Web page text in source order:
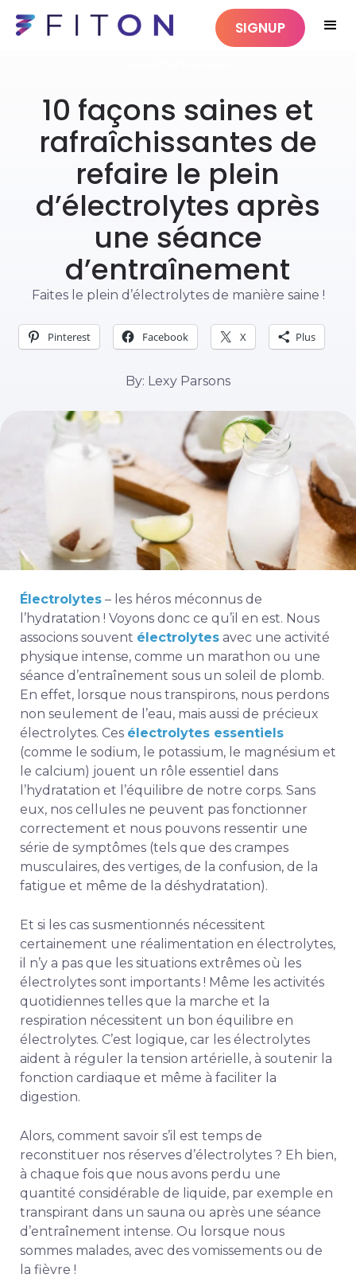
SIGNUP
10 façons saines et
rafraîchissantes de
refaire le plein
d’électrolytes après
une séance
d’entraînement
Faites le plein d’électrolytes de manière saine !
Pinterest Facebook X Plus
By: Lexy Parsons
Électrolytes – les héros méconnus de
l’hydratation ! Voyons donc ce qu’il en est. Nous
associons souvent électrolytes avec une activité
physique intense, comme un marathon ou une
séance d’entraînement sous un soleil de plomb.
En effet, lorsque nous transpirons, nous perdons
non seulement de l’eau, mais aussi de précieux
électrolytes. Ces électrolytes essentiels
(comme le sodium, le potassium, le magnésium et
le calcium) jouent un rôle essentiel dans
l’hydratation et l’équilibre de notre corps. Sans
eux, nos cellules ne peuvent pas fonctionner
correctement et nous pouvons ressentir une
série de symptômes (tels que des crampes
musculaires, des vertiges, de la confusion, de la
fatigue et même de la déshydratation).
Et si les cas susmentionnés nécessitent
certainement une réalimentation en électrolytes,
il n’y a pas que les situations extrêmes où les
électrolytes sont importants ! Même les activités
quotidiennes telles que la marche et la
respiration nécessitent un bon équilibre en
électrolytes. C’est logique, car les électrolytes
aident à réguler la tension artérielle, à soutenir la
fonction cardiaque et même à faciliter la
digestion.
Alors, comment savoir s’il est temps de
reconstituer nos réserves d’électrolytes ? Eh bien,
à chaque fois que nous avons perdu une
quantité considérable de liquide, par exemple en
transpirant dans un sauna ou après une séance
d’entraînement intense. Ou lorsque nous
sommes malades, avec des vomissements ou de
la fièvre !